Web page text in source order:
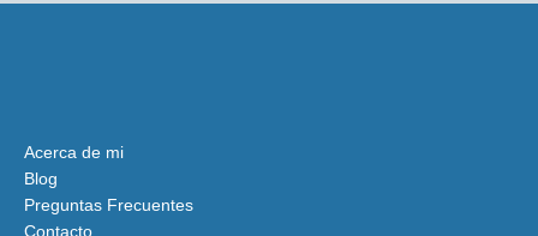
Acerca de mi
Blog
Preguntas Frecuentes
Contacto